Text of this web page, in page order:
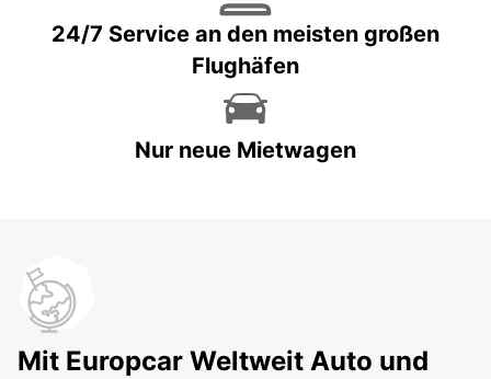
24/7 Service an den meisten großen
Flughäfen
Nur neue Mietwagen
Mit Europcar Weltweit Auto und